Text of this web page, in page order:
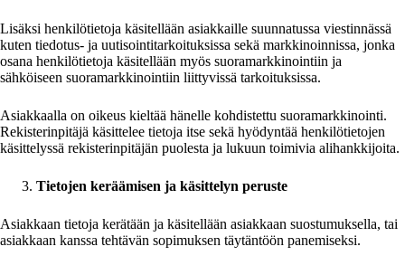
Lisäksi henkilötietoja käsitellään asiakkaille suunnatussa viestinnässä
kuten tiedotus- ja uutisointitarkoituksissa sekä markkinoinnissa, jonka
osana henkilötietoja käsitellään myös suoramarkkinointiin ja
sähköiseen suoramarkkinointiin liittyvissä tarkoituksissa.
Asiakkaalla on oikeus kieltää hänelle kohdistettu suoramarkkinointi.
Rekisterinpitäjä käsittelee tietoja itse sekä hyödyntää henkilötietojen
käsittelyssä rekisterinpitäjän puolesta ja lukuun toimivia alihankkijoita.
Tietojen keräämisen ja käsittelyn peruste
Asiakkaan tietoja kerätään ja käsitellään asiakkaan suostumuksella, tai
asiakkaan kanssa tehtävän sopimuksen täytäntöön panemiseksi.